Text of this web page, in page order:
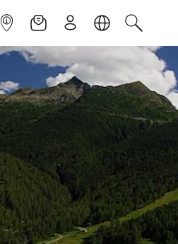
INFOPOINTNEWSLETTER
SUSCRÌBETE
IDIOMABUSCAR